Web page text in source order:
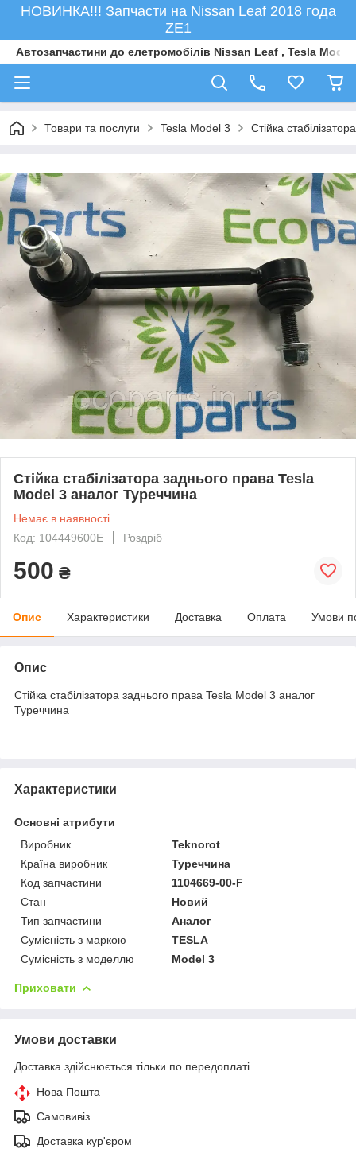
НОВИНКА!!! Запчасти на Nissan Leaf 2018 года
ZE1
Автозапчастини до елетромобiлiв Nissan Leaf , Tesla Model
Товари та послуги Tesla Model 3 Стійка
Стійка стабілізатора заднього права Tesla
Model 3 аналог Туреччина
Немає в наявності
Код: 104449600E
Роздріб
500 ₴
Опис Характеристики Доставка Оплата Умови
Опис
Стійка стабілізатора заднього права Tesla Model 3 аналог
Туреччина
Характеристики
Основні атрибути
Виробник
Teknorot
Країна виробник
Туреччина
Код запчастини
1104669-00-F
Стан
Новий
Тип запчастини
Аналог
Сумісність з маркою
TESLA
Сумісність з моделлю
Model 3
Приховати
Умови доставки
Доставка здійснюється тільки по передоплаті.
Нова Пошта
Самовивіз
Доставка кур'єром